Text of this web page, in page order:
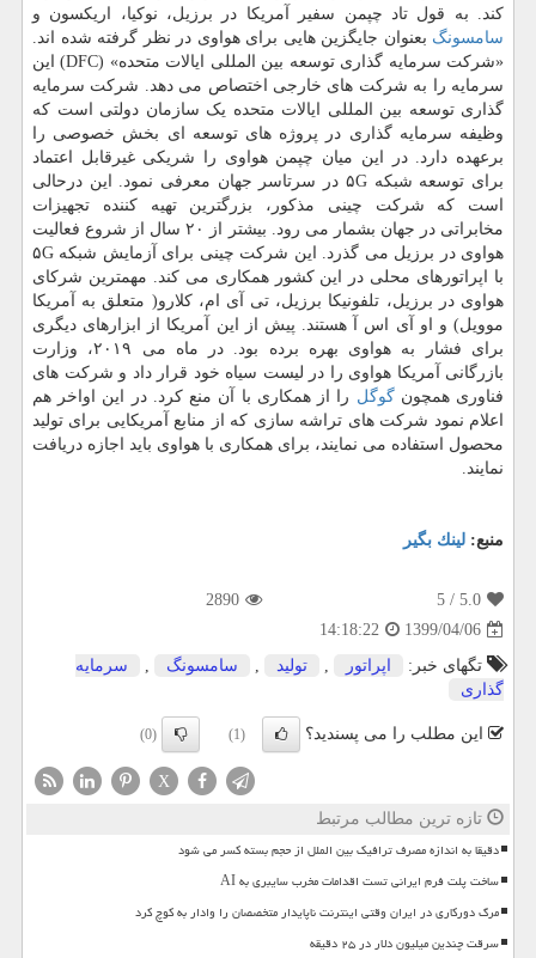
کند. به قول تاد چپمن سفیر آمریکا در برزیل، نوکیا، اریکسون و
سامسونگ بعنوان جایگزین هایی برای هواوی در نظر گرفته شده اند.
«شرکت سرمایه گذاری توسعه بین المللی ایالات متحده» (DFC) این
سرمایه را به شرکت های خارجی اختصاص می دهد. شرکت سرمایه
گذاری توسعه بین المللی ایالات متحده یک سازمان دولتی است که
وظیفه سرمایه گذاری در پروژه های توسعه ای بخش خصوصی را
برعهده دارد. در این میان چپمن هواوی را شریکی غیرقابل اعتماد
برای توسعه شبکه ۵G در سرتاسر جهان معرفی نمود. این درحالی
است که شرکت چینی مذکور، بزرگترین تهیه کننده تجهیزات
مخابراتی در جهان بشمار می رود. بیشتر از ۲۰ سال از شروع فعالیت
هواوی در برزیل می گذرد. این شرکت چینی برای آزمایش شبکه ۵G
با اپراتورهای محلی در این کشور همکاری می کند. مهمترین شرکای
هواوی در برزیل، تلفونیکا برزیل، تی آی ام، کلارو( متعلق به آمریکا
موویل) و او آی اس آ هستند. پیش از این آمریکا از ابزارهای دیگری
برای فشار به هواوی بهره برده بود. در ماه می ۲۰۱۹، وزارت
بازرگانی آمریکا هواوی را در لیست سیاه خود قرار داد و شرکت های
فناوری همچونگوگل را از همکاری با آن منع کرد. در این اواخر هم
اعلام نمود شرکت های تراشه سازی که از منابع آمریکایی برای تولید
محصول استفاده می نمایند، برای همکاری با هواوی باید اجازه دریافت
نمایند.
منبع: لینك بگیر
5.0
/ 5
2890
1399/04/06
14:18:22
تگهای خبر:
اپراتور , تولید , سامسونگ ,
سرمایه
گذاری
این مطلب را می پسندید؟ (1)
(0)
X
تازه ترین مطالب مرتبط
دقیقا به اندازه مصرف ترافیک بین الملل از حجم بسته کسر می شود
ساخت پلت فرم ایرانی تست اقدامات مخرب سایبری به AI
مرگ دورکاری در ایران وقتی اینترنت ناپایدار متخصصان را وادار به کوچ کرد
سرقت چندین میلیون دلار در ۲۵ دقیقه